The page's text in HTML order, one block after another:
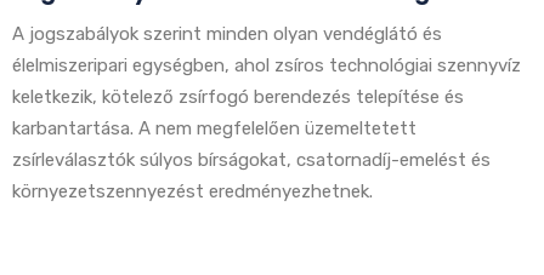
A jogszabályok szerint minden olyan vendéglátó és
élelmiszeripari egységben, ahol zsíros technológiai szennyvíz
keletkezik, kötelező zsírfogó berendezés telepítése és
karbantartása. A nem megfelelően üzemeltetett
zsírleválasztók súlyos bírságokat, csatornadíj-emelést és
környezetszennyezést eredményezhetnek.